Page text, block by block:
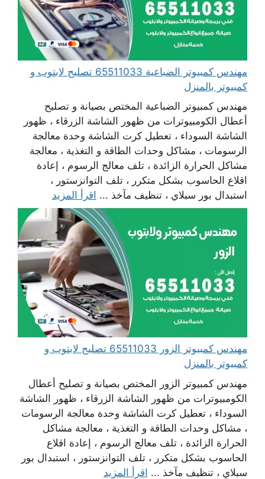
مهندس كمبيوتر الضباعية 65511033 تصليح لابتوب و
كمبيوتر بالمنزل
مهندس كمبيوتر الضباعية المختص بصيانة و تصليح
أعطال الكومبيوترات من ظهور الشاشة الزرقاء ، ظهور
الشاشة السوداء ، تعطيل كرت الشاشة وحدة معالجة
الرسومات ، مشاكل وحدات الطاقة و التغذية ، معالجة
مشاكل الحرارة الزائدة ، تلف معالج الرسوم ، إعادة
اقلاع الحاسوب بشكل متكرر ، تلف التوانزستور ،
استبدال بور سبلاي ، تنظيف مآخذ ... اقرأ المزيد
مهندس كمبيوتر الزور 65511033 تصليح لابتوب و
كمبيوتر بالمنزل
مهندس كمبيوتر الزور المختص بصيانة و تصليح أعطال
الكومبيوترات من ظهور الشاشة الزرقاء ، ظهور الشاشة
السوداء ، تعطيل كرت الشاشة وحدة معالجة الرسومات
، مشاكل وحدات الطاقة و التغذية ، معالجة مشاكل
الحرارة الزائدة ، تلف معالج الرسوم ، إعادة اقلاع
الحاسوب بشكل متكرر ، تلف التوانزستور ، استبدال بور
سبلاي ، تنظيف مآخذ ... اقرأ المزيد